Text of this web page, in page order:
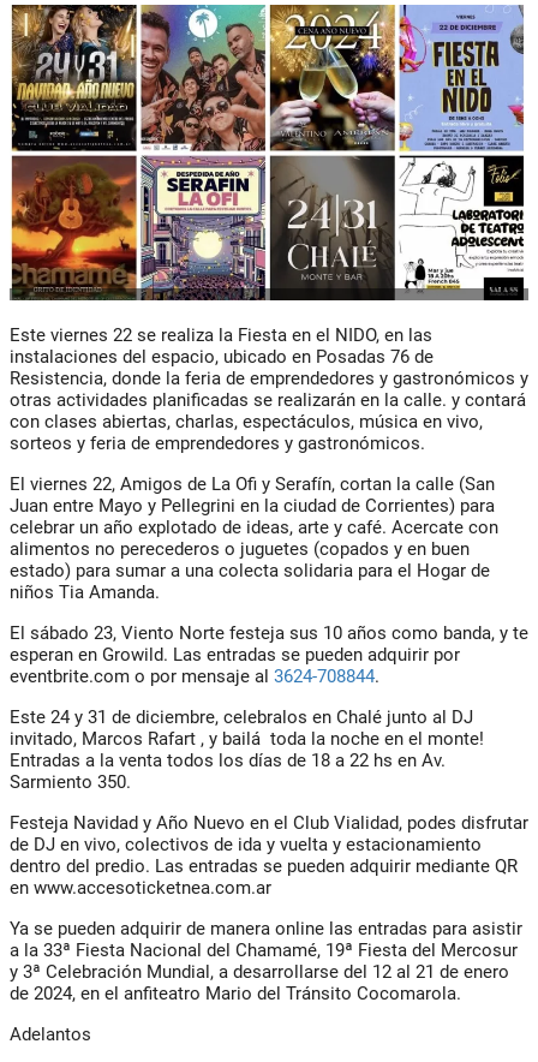
Este viernes 22 se realiza la Fiesta en el NIDO, en las
instalaciones del espacio, ubicado en Posadas 76 de
Resistencia, donde la feria de emprendedores y gastronómicos y
otras actividades planificadas se realizarán en la calle. y contará
con clases abiertas, charlas, espectáculos, música en vivo,
sorteos y feria de emprendedores y gastronómicos.
El viernes 22, Amigos de La Ofi y Serafín, cortan la calle (San
Juan entre Mayo y Pellegrini en la ciudad de Corrientes) para
celebrar un año explotado de ideas, arte y café. Acercate con
alimentos no perecederos o juguetes (copados y en buen
estado) para sumar a una colecta solidaria para el Hogar de
niños Tia Amanda.
El sábado 23, Viento Norte festeja sus 10 años como banda, y te
esperan en Growild. Las entradas se pueden adquirir por
eventbrite.com o por mensaje al 3624-708844.
Este 24 y 31 de diciembre, celebralos en Chalé junto al DJ
invitado, Marcos Rafart , y bailá toda la noche en el monte!
Entradas a la venta todos los días de 18 a 22 hs en Av.
Sarmiento 350.
Festeja Navidad y Año Nuevo en el Club Vialidad, podes disfrutar
de DJ en vivo, colectivos de ida y vuelta y estacionamiento
dentro del predio. Las entradas se pueden adquirir mediante QR
en www.accesoticketnea.com.ar
Ya se pueden adquirir de manera online las entradas para asistir
a la 33ª Fiesta Nacional del Chamamé, 19ª Fiesta del Mercosur
y 3ª Celebración Mundial, a desarrollarse del 12 al 21 de enero
de 2024, en el anfiteatro Mario del Tránsito Cocomarola.
Adelantos